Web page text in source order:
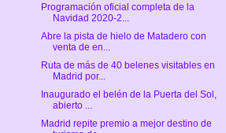
Programación oficial completa de la
Navidad 2020-2...
Abre la pista de hielo de Matadero con
venta de en...
Ruta de más de 40 belenes visitables en
Madrid por...
Inaugurado el belén de la Puerta del Sol,
abierto ...
Madrid repite premio a mejor destino de